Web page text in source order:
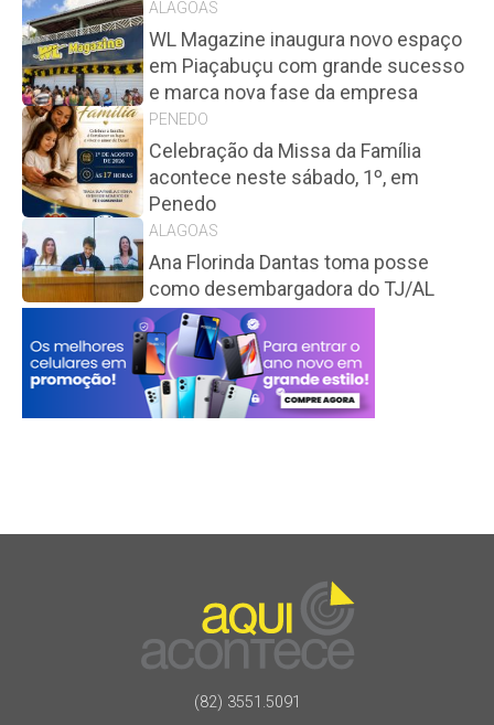
ALAGOAS
WL Magazine inaugura novo espaço
em Piaçabuçu com grande sucesso
e marca nova fase da empresa
PENEDO
Celebração da Missa da Família
acontece neste sábado, 1º, em
Penedo
ALAGOAS
Ana Florinda Dantas toma posse
como desembargadora do TJ/AL
(82) 3551.5091